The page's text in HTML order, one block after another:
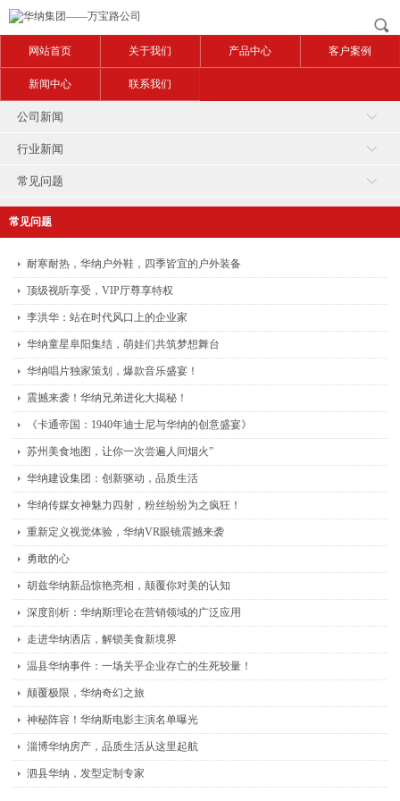
网站首页 关于我们 产品中心 客户案例
新闻中心 联系我们
公司新闻
行业新闻
常见问题
常见问题
耐寒耐热，华纳户外鞋，四季皆宜的户外装备
顶级视听享受，VIP厅尊享特权
李洪华：站在时代风口上的企业家
华纳童星阜阳集结，萌娃们共筑梦想舞台
华纳唱片独家策划，爆款音乐盛宴！
震撼来袭！华纳兄弟进化大揭秘！
《卡通帝国：1940年迪士尼与华纳的创意盛宴》
苏州美食地图，让你一次尝遍人间烟火”
华纳建设集团：创新驱动，品质生活
华纳传媒女神魅力四射，粉丝纷纷为之疯狂！
重新定义视觉体验，华纳VR眼镜震撼来袭
勇敢的心
胡兹华纳新品惊艳亮相，颠覆你对美的认知
深度剖析：华纳斯理论在营销领域的广泛应用
走进华纳洒店，解锁美食新境界
温县华纳事件：一场关乎企业存亡的生死较量！
颠覆极限，华纳奇幻之旅
神秘阵容！华纳斯电影主演名单曝光
淄博华纳房产，品质生活从这里起航
泗县华纳，发型定制专家